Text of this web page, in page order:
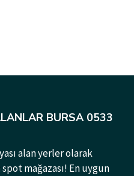
BURSA 0533
alan yerler olarak
mağazası! En uygun